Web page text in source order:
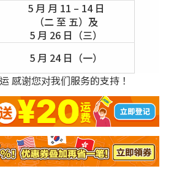
5 月 月 11 – 14 日
（二 至 五）及
5 月 26 日（三）
5 月 24 日（一）
感谢您对我们服务的支持！